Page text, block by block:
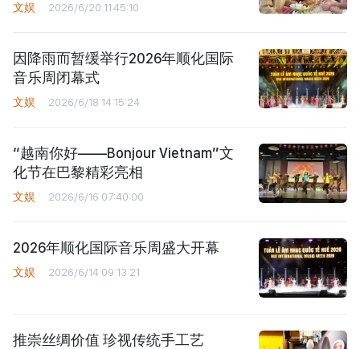
文娱 2026/6/20 11:45:10
因降雨而暂缓举行2026年顺化国际
音乐周闭幕式
文娱 2026/6/18 14:15:24
“越南你好——Bonjour Vietnam”文
化节在巴黎精彩亮相
文娱 2026/6/16 07:40:00
2026年顺化国际音乐周盛大开幕
文娱 2026/6/14 09:13:21
推崇丝绸价值 珍视传统手工艺